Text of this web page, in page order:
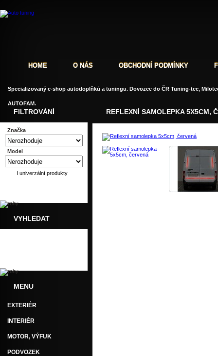
REFLEXNÍ SAMOLEPKA 5X5CM,
FILTROVÁNÍ
Značka
Model
I univerzální produkty
VYHLEDAT
MENU
EXTERIÉR
INTERIÉR
MOTOR, VÝFUK
PODVOZEK
HOME O NÁS OBCHODNÍ PODMÍNKY
Specializovaný e-shop autodoplňků a tuningu. Dovozce do ČR Tuning-tec,
AUTOFAM.